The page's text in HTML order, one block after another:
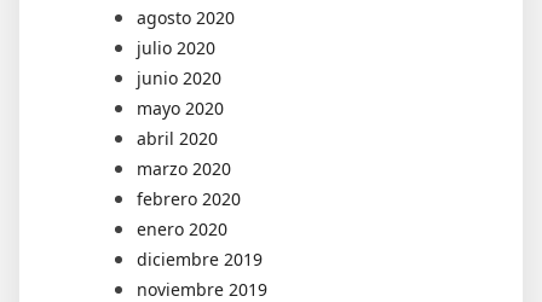
agosto 2020
julio 2020
junio 2020
mayo 2020
abril 2020
marzo 2020
febrero 2020
enero 2020
diciembre 2019
noviembre 2019